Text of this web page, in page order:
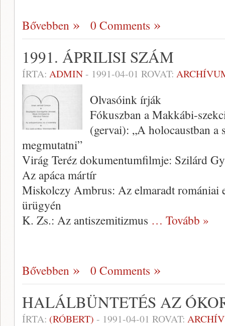
Bővebben 0 Comments
1991. ÁPRILISI SZÁM
ÍRTA: ADMIN- 1991-04-01 ROVAT:
Olvasóink írják
Fókuszban a Makkábi-
(gervai): „A holocaustban a
megmutatni”
Virág Teréz dokumentumfilmje: Szilárd
Az apáca mártír
Miskolczy Ambrus: Az elmaradt romániai
ürügyén
K. Zs.: Az antiszemitizmus … Tovább »
Bővebben 0 Comments
HALÁLBÜNTETÉS AZ
ÍRTA: (RÓBERT) - 1991-04-01 ROVAT: